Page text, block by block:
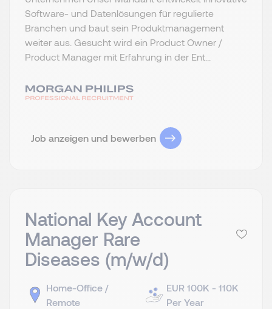
Software- und Datenlösungen für regulierte
Branchen und baut sein Produktmanagement
weiter aus. Gesucht wird ein Product Owner /
Product Manager mit Erfahrung in der Ent...
Job anzeigen und bewerben
National Key Account
Manager Rare
Diseases (m/w/d)
Home-Office /
Remote
EUR 100K - 110K
Per Year